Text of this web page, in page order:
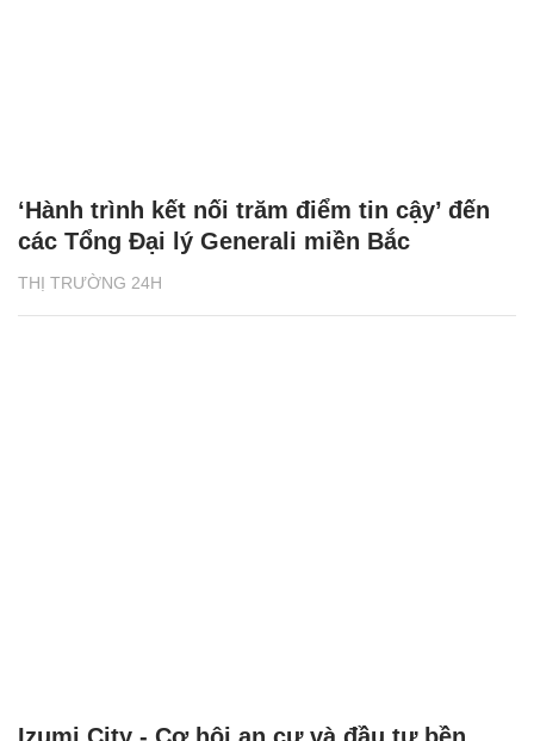
THỊ TRƯỜNG 24H
‘Hành trình kết nối trăm điểm tin cậy’ đến
các Tổng Đại lý Generali miền Bắc